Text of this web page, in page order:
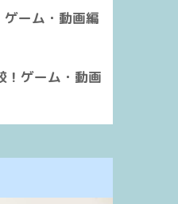
ーム・動画編
ゲーム・動画